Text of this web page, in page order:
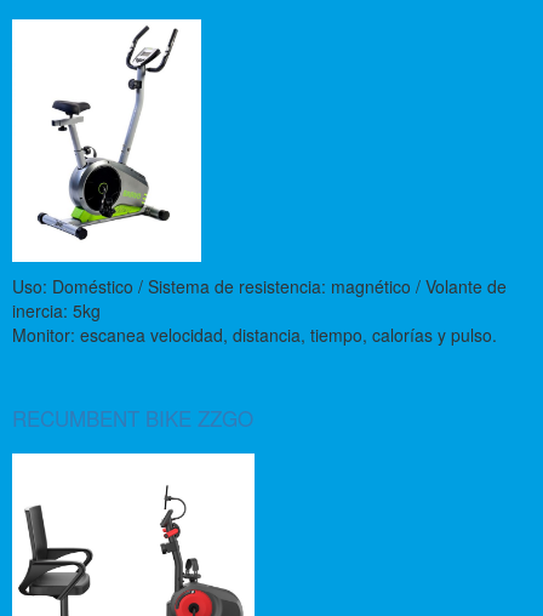
Uso: Doméstico / Sistema de resistencia: magnético / Volante de
inercia: 5kg
Monitor: escanea velocidad, distancia, tiempo, calorías y pulso.
RECUMBENT BIKE ZZGO